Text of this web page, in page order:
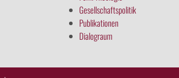
Gesellschaftspolitik
Publikationen
Dialograum